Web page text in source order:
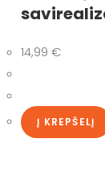
14,99€
Į KREPŠELĮ